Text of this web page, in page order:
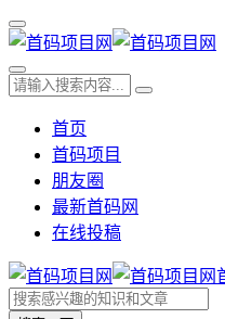
首页
首码项目
朋友圈
最新首码网
在线投稿